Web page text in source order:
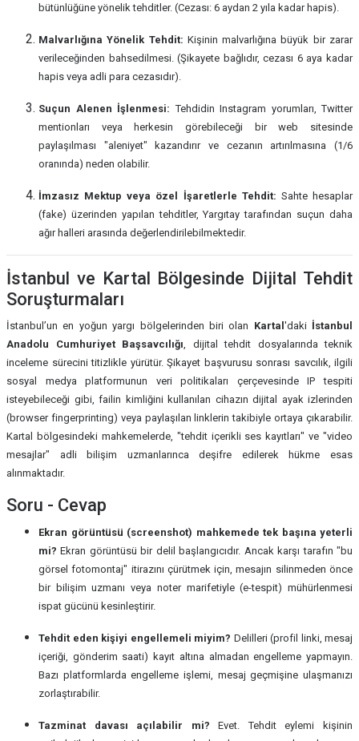
bütünlüğüne yönelik tehditler. (Cezası: 6 aydan 2 yıla kadar hapis).
Malvarlığına Yönelik Tehdit: Kişinin malvarlığına büyük bir zarar
verileceğinden bahsedilmesi. (Şikayete bağlıdır, cezası 6 aya kadar
hapis veya adli para cezasıdır).
Suçun Alenen İşlenmesi: Tehdidin Instagram yorumları, Twitter
mentionları veya herkesin görebileceği bir web sitesinde
paylaşılması "aleniyet" kazandırır ve cezanın artırılmasına (1/6
oranında) neden olabilir.
İmzasız Mektup veya özel İşaretlerle Tehdit: Sahte hesaplar
(fake) üzerinden yapılan tehditler, Yargıtay tarafından suçun daha
ağır halleri arasında değerlendirilebilmektedir.
İstanbul ve Kartal Bölgesinde Dijital Tehdit
Soruşturmaları
İstanbul’un en yoğun yargı bölgelerinden biri olan Kartal 'daki İstanbul
Anadolu Cumhuriyet Başsavcılığı, dijital tehdit dosyalarında teknik
inceleme sürecini titizlikle yürütür. Şikayet başvurusu sonrası savcılık, ilgili
sosyal medya platformunun veri politikaları çerçevesinde IP tespiti
isteyebileceği gibi, failin kimliğini kullanılan cihazın dijital ayak izlerinden
(browser fingerprinting) veya paylaşılan linklerin takibiyle ortaya çıkarabilir.
Kartal bölgesindeki mahkemelerde, "tehdit içerikli ses kayıtları" ve "video
mesajlar" adli bilişim uzmanlarınca deşifre edilerek hükme esas
alınmaktadır.
Soru - Cevap
Ekran görüntüsü (screenshot) mahkemede tek başına yeterli
mi? Ekran görüntüsü bir delil başlangıcıdır. Ancak karşı tarafın "bu
görsel fotomontaj" itirazını çürütmek için, mesajın silinmeden önce
bir bilişim uzmanı veya noter marifetiyle (e-tespit) mühürlenmesi
ispat gücünü kesinleştirir.
Tehdit eden kişiyi engellemeli miyim? Delilleri (profil linki, mesaj
içeriği, gönderim saati) kayıt altına almadan engelleme yapmayın.
Bazı platformlarda engelleme işlemi, mesaj geçmişine ulaşmanızı
zorlaştırabilir.
Tazminat davası açılabilir mi? Evet. Tehdit eylemi kişinin